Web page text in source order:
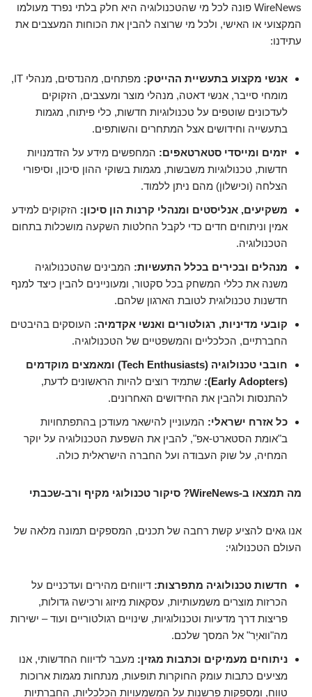
WireNews פונה לכל מי שהטכנולוגיה היא חלק בלתי נפרד מעולמו
המקצועי או האישי, ולכל מי שרוצה להבין את הכוחות המעצבים את
עתידנו:
אנשי מקצוע בתעשיית ההייטק:
מפתחים, מהנדסים, מנהלי IT,
מומחי סייבר, אנשי דאטה, מנהלי מוצר ומעצבים, הזקוקים
לעדכונים שוטפים על טכנולוגיות חדשות, כלי פיתוח, מגמות
בתעשייה וחידושים אצל המתחרים והשותפים.
יזמים ומייסדי סטארטאפים: המחפשים מידע על הזדמנויות
חדשות, טכנולוגיות משבשות, מגמות בשוקי ההון סיכון, וסיפורי
הצלחה (וכישלון) מהם ניתן ללמוד.
משקיעים, אנליסטים ומנהלי קרנות הון סיכון: הזקוקים למידע
אמין וניתוחים חדים כדי לקבל החלטות השקעה מושכלות בתחום
הטכנולוגיה.
מנהלים ובכירים בכלל התעשיות: המבינים שהטכנולוגיה
משנה את כללי המשחק בכל סקטור, ומעוניינים להבין כיצד למנף
חדשנות טכנולוגית לטובת הארגון שלהם.
קובעי מדיניות, רגולטורים ואנשי אקדמיה: העוסקים בהיבטים
החברתיים, הכלכליים והמשפטיים של הטכנולוגיה.
חובבי טכנולוגיה (Tech Enthusiasts) ומאמצים מוקדמים
(Early Adopters):
שתמיד רוצים להיות הראשונים לדעת,
להתנסות ולהבין את החידושים האחרונים.
כל אזרח ישראלי: המעוניין להישאר מעודכן בהתפתחויות
ב"אומת הסטארט-אפ", להבין את השפעת הטכנולוגיה על יוקר
המחיה, על שוק העבודה ועל החברה הישראלית כולה.
מה תמצאו ב-WireNews? סיקור טכנולוגי מקיף ורב-שכבתי
אנו גאים להציע קשת רחבה של תכנים, המספקים תמונה מלאה של
העולם הטכנולוגי:
חדשות טכנולוגיה מתפרצות: דיווחים מהירים ועדכניים על
הכרזות מוצרים משמעותיות, עסקאות מיזוג ורכישה גדולות,
פריצות דרך מדעיות וטכנולוגיות, שינויים רגולטוריים ועוד – ישירות
מה"וואיֶר" אל המסך שלכם.
ניתוחים מעמיקים וכתבות מגזין: מעבר לדיווח החדשותי, אנו
מציעים כתבות עומק החוקרות תופעות, מנתחות מגמות ארוכות
טווח, ומספקות פרשנות על המשמעויות הכלכליות, החברתיות